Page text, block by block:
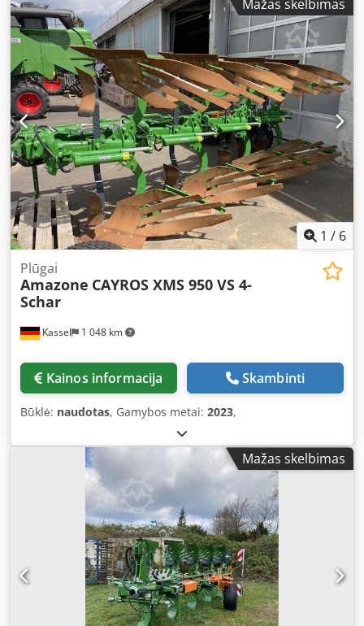
Mažas skelbimas
1 / 6
Kassel 1 048 km
Plūgai
Amazone CAYROS XMS 950 VS 4-
Schar
Kainos informacija Skambinti
Būklė: naudotas, Gamybos metai: 2023,
Mažas skelbimas